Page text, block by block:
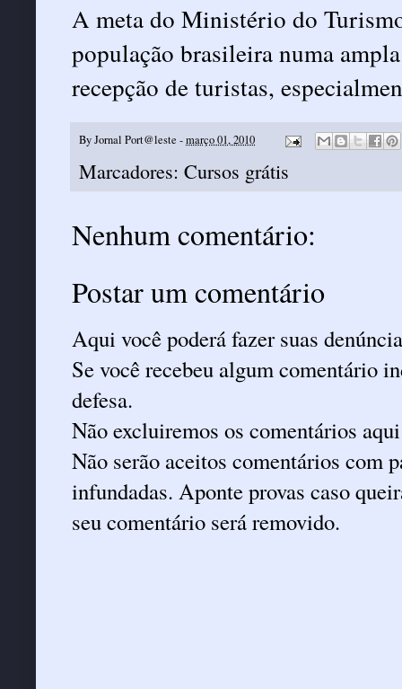
A meta do Ministério do
população brasileira numa
recepção de turistas,
ByJornal Port@leste -março 01, 2010
Marcadores: Cursos grátis
Nenhum comentário:
Postar um comentário
Aqui você poderá fazer suas
Se você recebeu algum comentário
defesa.
Não excluiremos os comentários
Não serão aceitos comentários com
infundadas. Aponte provas caso
seu comentário será removido.